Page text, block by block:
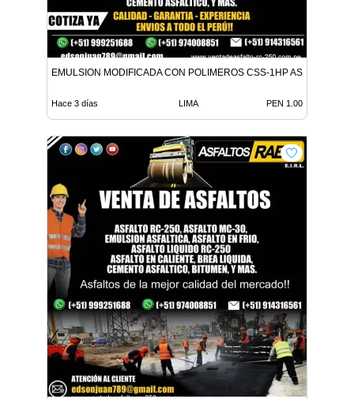
EMULSION MODIFICADA CON POLIMEROS CSS-1HP ASFALTO
Hace 3 días LIMA PEN 1.00